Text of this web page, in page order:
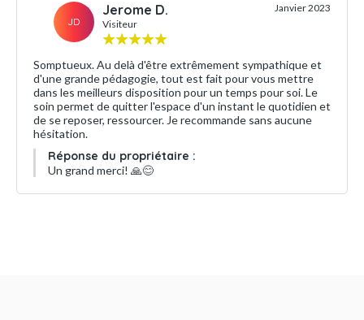
JD
Jerome D.
Visiteur
Janvier 2023
Somptueux. Au delà d'être extrêmement sympathique et
d'une grande pédagogie, tout est fait pour vous mettre
dans les meilleurs disposition pour un temps pour soi. Le
soin permet de quitter l'espace d'un instant le quotidien et
de se reposer, ressourcer. Je recommande sans aucune
hésitation.
Réponse du propriétaire :
Un grand merci! 🙏😊